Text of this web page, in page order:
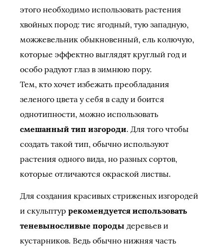
этого необходимо использовать растения
хвойных пород: тис ягодный, тую западную,
можжевельник обыкновенный, ель колючую,
которые эффектно выглядят круглый год и
особо радуют глаз в зимнюю пору.
Тем, кто хочет избежать преобладания
зеленого цвета у себя в саду и боится
однотипности, можно использовать
смешанный тип изгороди. Для того чтобы
создать такой тип, обычно используют
растения одного вида, но разных сортов,
которые отличаются окраской листвы.
Для создания красивых стриженых изгородей
и скульптур рекомендуется использовать
теневыносливые породы деревьев и
кустарников. Ведь обычно нижняя часть